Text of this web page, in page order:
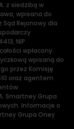
z siedzibą w
wpisana do
Rejonowy dla
NIP
wpłacony.
wpisaną do
przez Komisję
oraz agentem
Smartney Grupa
Informacje o
Grupa Oney